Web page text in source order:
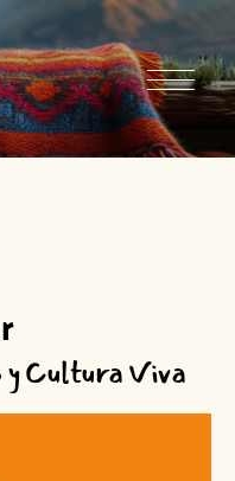
y Cultura Viva